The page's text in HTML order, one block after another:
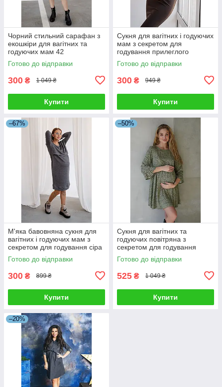
Чорний стильний сарафан з
екошкіри для вагітних та
годуючих мам 42
Готово до відправки
300 ₴ 1 049 ₴
Купити
Сукня для вагітних і годуючих
мам з секретом для
годування прилеглого
силуету колір хакі 42
Готово до відправки
300 ₴ 949 ₴
Купити
–67%
М'яка бавовняна сукня для
вагітних і годуючих мам з
секретом для годування сіра
42
Готово до відправки
300 ₴ 899 ₴
Купити
–50%
Сукня для вагітних та
годуючих повітряна з
секретом для годування
вільного крою хакі 42
Готово до відправки
525 ₴ 1 049 ₴
Купити
–20%